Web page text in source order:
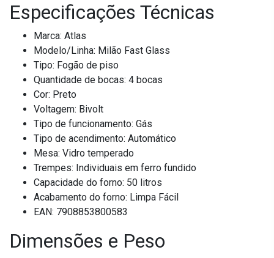
Especificações Técnicas
Marca: Atlas
Modelo/Linha: Milão Fast Glass
Tipo: Fogão de piso
Quantidade de bocas: 4 bocas
Cor: Preto
Voltagem: Bivolt
Tipo de funcionamento: Gás
Tipo de acendimento: Automático
Mesa: Vidro temperado
Trempes: Individuais em ferro fundido
Capacidade do forno: 50 litros
Acabamento do forno: Limpa Fácil
EAN: 7908853800583
Dimensões e Peso